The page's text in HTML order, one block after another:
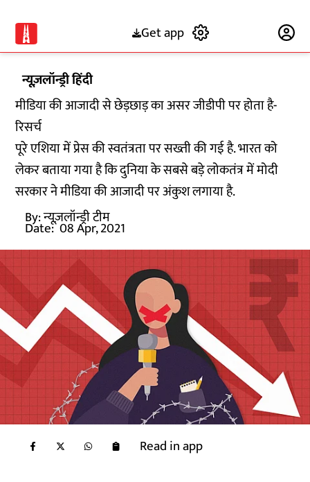
Get app
न्यूज़लॉन्ड्री हिंदी
मीडिया की आजादी से छेड़छाड़ का असर जीडीपी पर होता है-
रिसर्च
पूरे एशिया में प्रेस की स्वतंत्रता पर सख्ती की गई है. भारत को
लेकर बताया गया है कि दुनिया के सबसे बड़े लोकतंत्र में मोदी
सरकार ने मीडिया की आजादी पर अंकुश लगाया है.
By:न्यूज़लॉन्ड्री टीम
Date: 08 Apr, 2021
Read in app